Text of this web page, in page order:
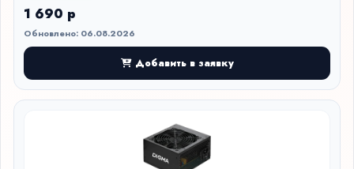
1 690 р
Обновлено: 06.08.2026
Добавить в заявку